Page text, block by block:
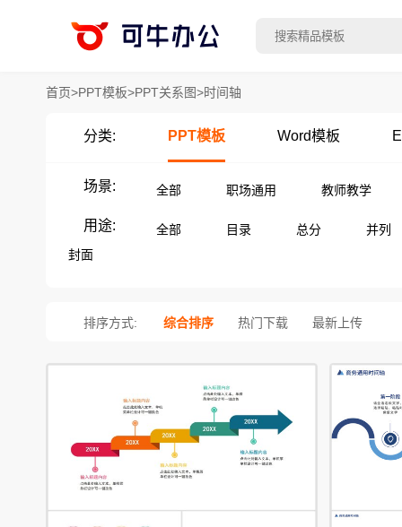
首页>PPT模板>PPT关系图>时间轴
分类: PPT模板 Word模板
场景: 全部 职场通用 教师教学
用途: 全部 目录 总分
并列
封面
排序方式: 综合排序 热门下载 最新上传